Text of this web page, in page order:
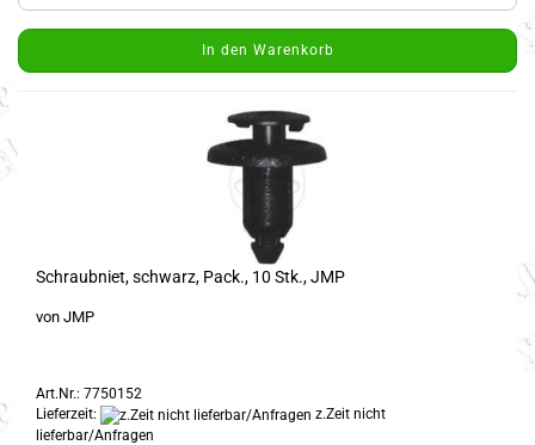
In den Warenkorb
Schraubniet, schwarz, Pack., 10 Stk., JMP
von JMP
Art.Nr.: 7750152
Lieferzeit:
z.Zeit nicht
lieferbar/Anfragen